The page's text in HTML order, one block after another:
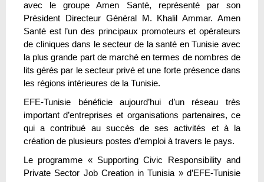
avec le groupe Amen Santé, représenté par son
Président Directeur Général M. Khalil Ammar. Amen
Santé est l’un des principaux promoteurs et opérateurs
de cliniques dans le secteur de la santé en Tunisie avec
la plus grande part de marché en termes de nombres de
lits gérés par le secteur privé et une forte présence dans
les régions intérieures de la Tunisie.
EFE-Tunisie bénéficie aujourd’hui d’un réseau très
important d’entreprises et organisations partenaires, ce
qui a contribué au succès de ses activités et à la
création de plusieurs postes d’emploi à travers le pays.
Le programme « Supporting Civic Responsibility and
Private Sector Job Creation in Tunisia » d’EFE-Tunisie